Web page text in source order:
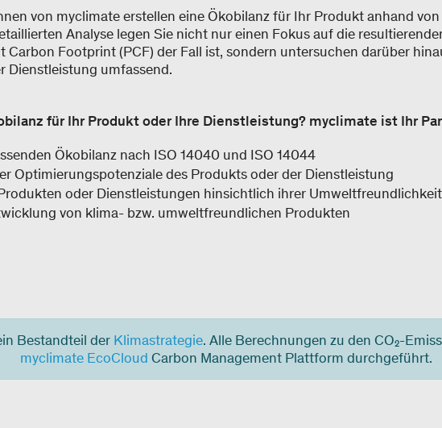
von myclimate erstellen eine Ökobilanz für Ihr Produkt anhand
Analyse legen Sie nicht nur einen Fokus auf die
Carbon Footprint (PCF) der Fall ist, sondern untersuchen darüber
Dienstleistung umfassend.
für Ihr Produkt oder Ihre Dienstleistung? myclimate ist Ihr
Ökobilanz nach ISO 14040 und ISO 14044
Optimierungspotenziale des Produkts oder der Dienstleistung
oder Dienstleistungen hinsichtlich ihrer Umweltfreundlichkeit
von klima- bzw. umweltfreundlichen Produkten
Bestandteil der Klimastrategie. Alle Berechnungen zu den CO₂-
myclimate EcoCloud Carbon Management Plattform durchgeführt.